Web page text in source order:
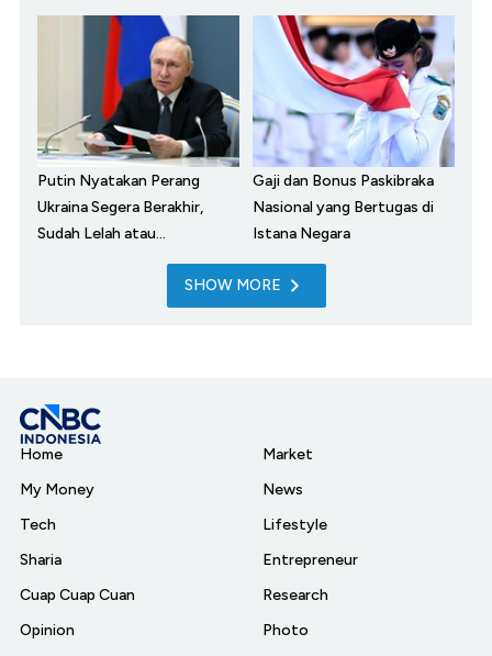
Putin Nyatakan Perang
Ukraina Segera Berakhir,
Sudah Lelah atau...
Gaji dan Bonus Paskibraka
Nasional yang Bertugas di
Istana Negara
SHOW MORE
Home
My Money
Tech
Sharia
Cuap Cuap Cuan
Opinion
Market
News
Lifestyle
Entrepreneur
Research
Photo